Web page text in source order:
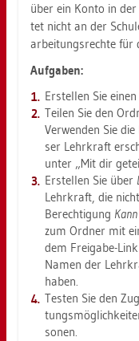
über ein Konto in
tet nicht an der
ar­bei­tungs­rech­te für
Auf­ga­ben:
Er­stel­len Sie
Tei­len Sie den
Ver­wen­den Sie
ser Lehr­kraft
unter „Mit dir
Er­stel­len Sie über
Lehr­kraft, die
Be­rech­ti­gung
zum Ord­ner mit
dem Frei­ga­be-
Namen der
haben.
Tes­ten Sie den
so­nen.